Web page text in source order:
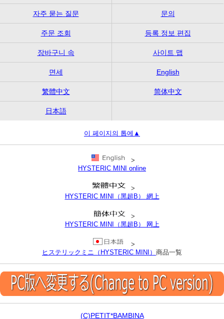
자주 묻는 질문 문의
주문 조회 등록 정보 편집
장바구니 속 사이트 맵
면세 English
繁體中文 简体中文
日本語
이 페이지의 톱에▲
>
HYSTERIC MINI online
>
HYSTERIC MINI（黑超B） 網上
>
HYSTERIC MINI（黑超B） 网上
>
ヒステリックミニ（HYSTERIC MINI） 商品一覧
(C)PETIT*BAMBINA